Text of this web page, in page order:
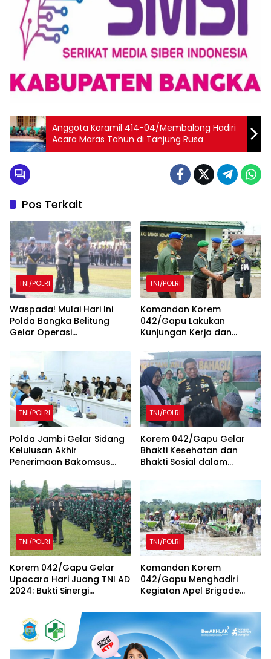
Anggota Koramil 414-04/Membalong Hadiri
Acara Maras Tahun di Tanjung Rusa
Pos Terkait
TNI/POLRI
Waspada! Mulai Hari Ini
Polda Bangka Belitung
Gelar Operasi
TNI/POLRI
Komandan Korem
042/Gapu Lakukan
Kunjungan Kerja dan
Jambi
TNI/POLRI
Polda Jambi Gelar Sidang
Kelulusan Akhir
Penerimaan Bakomsus
TNI/POLRI
Korem 042/Gapu Gelar
Bhakti Kesehatan dan
Bhakti Sosial dalam
Juang TNI AD Tahun 2024
TNI/POLRI
Korem 042/Gapu Gelar
Upacara Hari Juang TNI AD
2024: Bukti Sinergi
TNI/POLRI
Komandan Korem
042/Gapu Menghadiri
Kegiatan Apel Brigade